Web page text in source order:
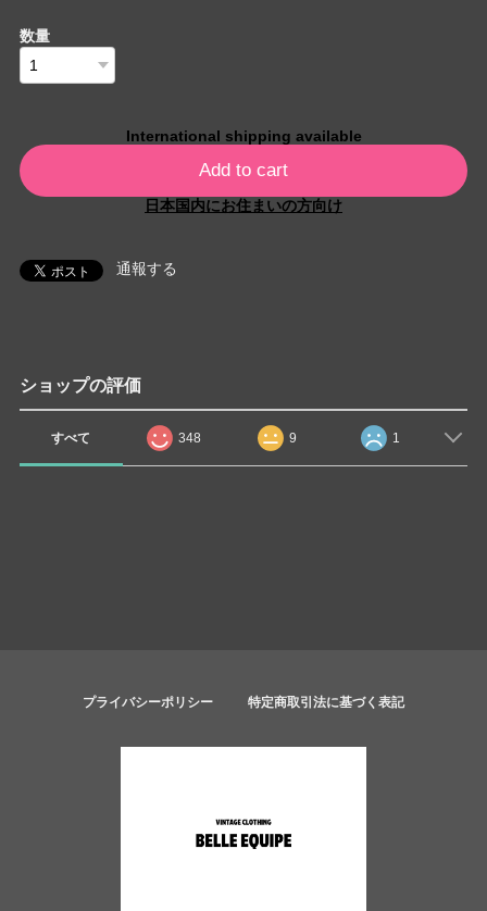
数量
International shipping available
Add to cart
日本国内にお住まいの方向け
通報する
ショップの評価
すべて 348 9 1
プライバシーポリシー 特定商取引法に基づく表記